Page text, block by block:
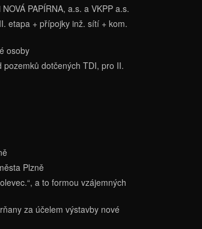
PAPÍRNA, a.s. a VKPP a.s.
etapa + přípojky inž. sítí + kom.
osoby
dotčených TDI, pro II.
Plzně
a to formou vzájemných
za účelem výstavby nové